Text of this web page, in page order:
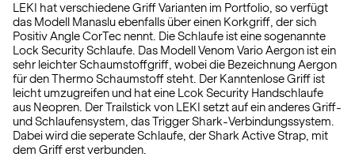
LEKI hat verschiedene Griff Varianten im Portfolio, so verfügt
das Modell Manaslu ebenfalls über einen Korkgriff, der sich
Positiv Angle CorTec nennt. Die Schlaufe ist eine sogenannte
Lock Security Schlaufe. Das Modell Venom Vario Aergon ist ein
sehr leichter Schaumstoffgriff, wobei die Bezeichnung Aergon
für den Thermo Schaumstoff steht. Der Kanntenlose Griff ist
leicht umzugreifen und hat eine Lcok Security Handschlaufe
aus Neopren. Der Trailstick von LEKI setzt auf ein anderes Griff-
und Schlaufensystem, das Trigger Shark-Verbindungssystem.
Dabei wird die seperate Schlaufe, der Shark Active Strap, mit
dem Griff erst verbunden.